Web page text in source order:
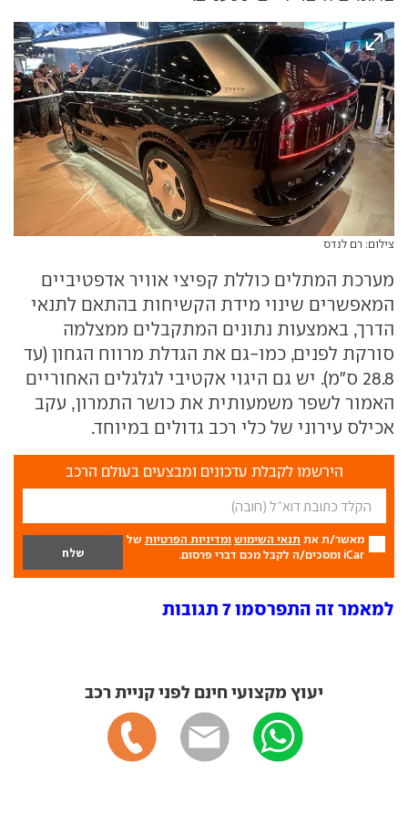
צילום: רם לנדס
מערכת המתלים כוללת קפיצי אוויר אדפטיביים
המאפשרים שינוי מידת הקשיחות בהתאם לתנאי
הדרך, באמצעות נתונים המתקבלים ממצלמה
סורקת לפנים, כמו-גם את הגדלת מרווח הגחון (עד
28.8 ס״מ). יש גם היגוי אקטיבי לגלגלים האחוריים
האמור לשפר משמעותית את כושר התמרון, עקב
אכילס עירוני של כלי רכב גדולים במיוחד.
הירשמו לקבלת עדכונים ומבצעים בעולם הרכב
מאשר/ת את תנאי השימוש ומדיניות הפרטיות של
iCar ומסכים/ה לקבל מכם דברי פרסום.
למאמר זה התפרסמו 7 תגובות
יעוץ מקצועי חינם לפני קניית רכב